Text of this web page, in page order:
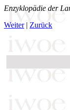
Enzyklopädie der
Weiter| Zurück